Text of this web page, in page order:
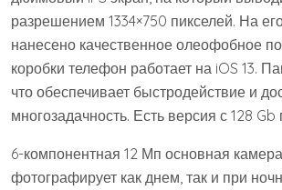
разрешением 1334×750 пикселей. На
нанесено качественное олеофобное
коробки телефон работает на iOS 13.
что обеспечивает быстродействие и
многозадачность. Есть версия с 128
6-компонентная 12 Мп основная
фотографирует как днем, так и при